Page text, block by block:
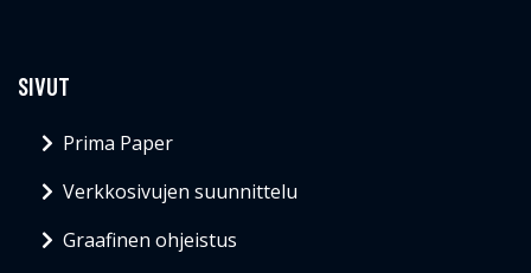
SIVUT
Prima Paper
Verkkosivujen suunnittelu
Graafinen ohjeistus